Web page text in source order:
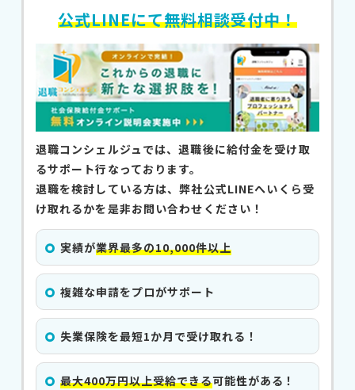
公式LINEにて無料相談受付中！
退職コンシェルジュでは、退職後に給付金を受け取
るサポート行なっております。
退職を検討している方は、弊社公式LINEへいくら受
け取れるかを是非お問い合わせください！
実績が業界最多の10,000件以上
複雑な申請をプロがサポート
失業保険を最短1か月で受け取れる！
最大400万円以上受給できる可能性がある！